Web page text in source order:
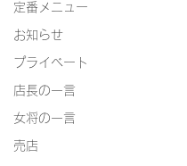
定番メニュー
お知らせ
プライベート
店長の一言
女将の一言
売店